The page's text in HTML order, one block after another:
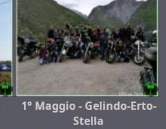
1° Maggio - Gelindo-Erto-
Stella